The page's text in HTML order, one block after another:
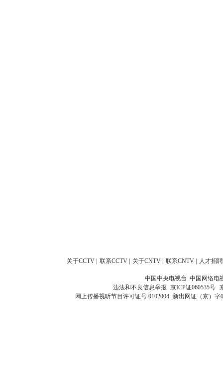
关于CCTV 联系CCTV 关于CNTV 联系CNTV 人才招聘
中国中央电视台 中国网络电
违法和不良信息举报 京ICP证060535号
网上传播视听节目许可证号 0102004 新出网证（京）